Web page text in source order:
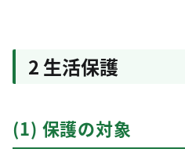
2 生活保護
(1) 保護の対象